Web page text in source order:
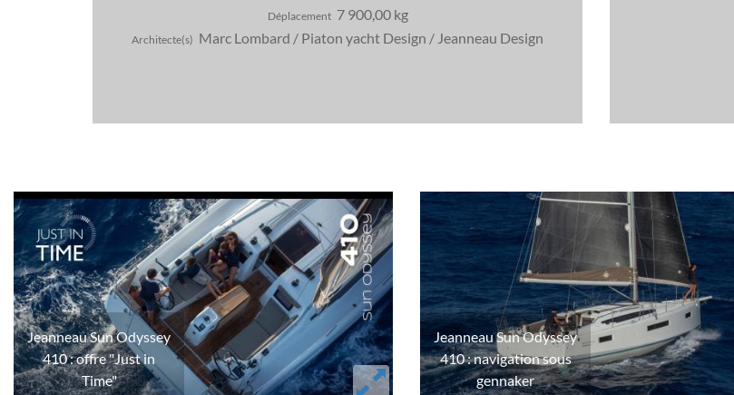
Déplacement 7 900,00 kg
Architecte(s) Marc Lombard / Piaton yacht Design / Jeanneau Design
Jeanneau Sun Odyssey
410 : offre "Just in
Time"
Jeanneau Sun Odyssey
410 : navigation sous
gennaker